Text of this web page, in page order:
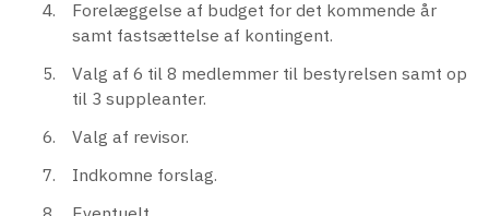
Forelæggelse af budget for det kommende år
samt fastsættelse af kontingent.
Valg af 6 til 8 medlemmer til bestyrelsen samt op
til 3 suppleanter.
Valg af revisor.
Indkomne forslag.